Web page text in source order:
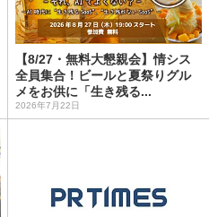
【8/27・無料大懇親会】情シス
全員集合！ビールと夏祭りグル
メをお供に「生き残る...
2026年7月22日